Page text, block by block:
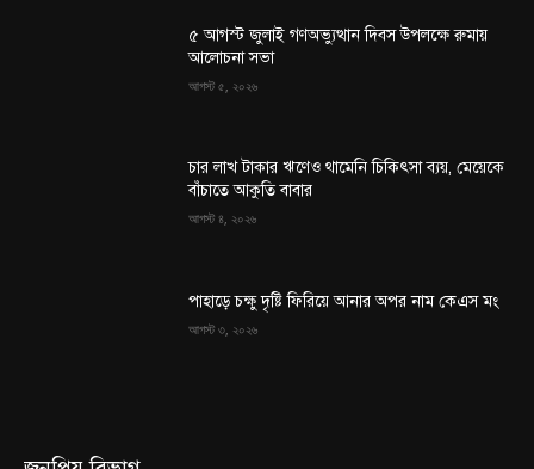
৫ আগস্ট জুলাই গণঅভ্যুত্থান দিবস উপলক্ষে রুমায়
আলোচনা সভা
আগস্ট ৫, ২০২৬
চার লাখ টাকার ঋণেও থামেনি চিকিৎসা ব্যয়, মেয়েকে
বাঁচাতে আকুতি বাবার
আগস্ট ৪, ২০২৬
পাহাড়ে চক্ষু দৃষ্টি ফিরিয়ে আনার অপর নাম কেএস মং
আগস্ট ৩, ২০২৬